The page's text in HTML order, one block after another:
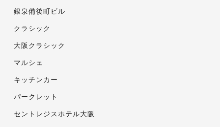
銀泉備後町ビル
クラシック
大阪クラシック
マルシェ
キッチンカー
パークレット
セントレジスホテル大阪